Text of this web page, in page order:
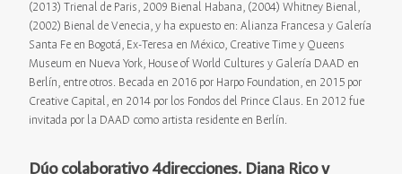
(2013) Trienal de Paris, 2009 Bienal Habana, (2004) Whitney Bienal,
(2002) Bienal de Venecia, y ha expuesto en: Alianza Francesa y Galería
Santa Fe en Bogotá, Ex-Teresa en México, Creative Time y Queens
Museum en Nueva York, House of World Cultures y Galería DAAD en
Berlín, entre otros. Becada en 2016 por Harpo Foundation, en 2015 por
Creative Capital, en 2014 por los Fondos del Prince Claus. En 2012 fue
invitada por la DAAD como artista residente en Berlín.
Dúo colaborativo 4direcciones. Diana Rico y